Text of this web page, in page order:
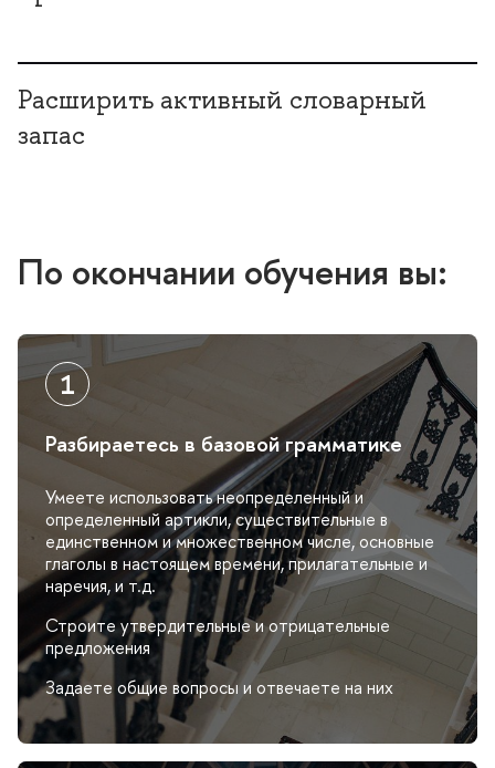
Расширить активный словарный
запас
По окончании обучения вы:
Разбираетесь в базовой грамматике
Умеете использовать неопределенный и
определенный артикли, существительные
единственном и множественном числе, основные
лаголы в настоящем времени, прилагательные и
наречия, и т.д.
Строите утвердительные и отрицательные
предложения
Задаете общие вопросы и отвечаете на них